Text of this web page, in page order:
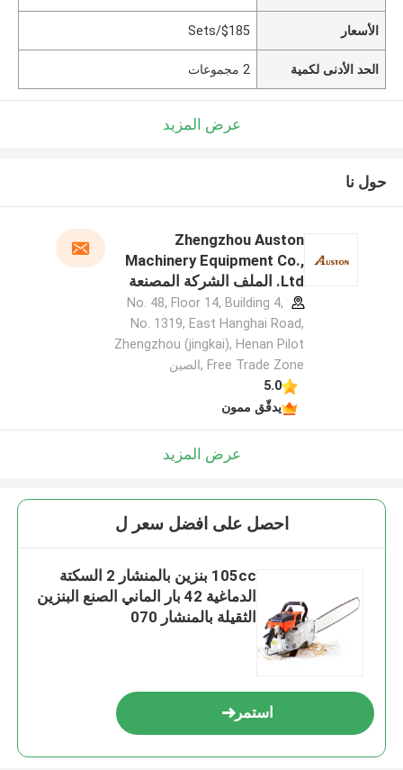
الأسعار $185/Sets
الحد الأدنى لكمية 2 مجموعات
عرض المزيد
حول نا
Zhengzhou Auston
Machinery Equipment Co.,
Ltd. الملف الشركة المصنعة
No. 48, Floor 14, Building 4,
No. 1319, East Hanghai Road,
Zhengzhou (jingkai), Henan Pilot
Free Trade Zone ,الصين
5.0
يدقّق ممون
عرض المزيد
احصل على افضل سعر ل
105cc بنزين بالمنشار 2 السكتة
الدماغية 42 بار الماني الصنع البنزين
الثقيلة بالمنشار 070
استمر